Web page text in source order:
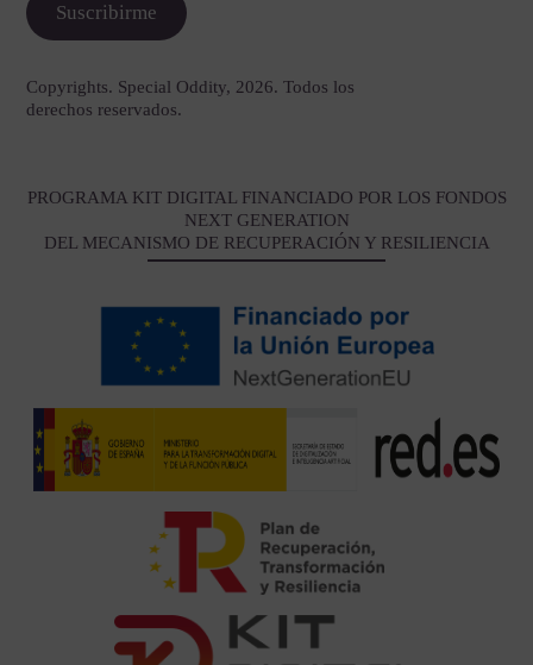
Copyrights. Special Oddity, 2026. Todos los
derechos reservados.
PROGRAMA KIT DIGITAL FINANCIADO POR LOS FONDOS
NEXT GENERATION
DEL MECANISMO DE RECUPERACIÓN Y RESILIENCIA